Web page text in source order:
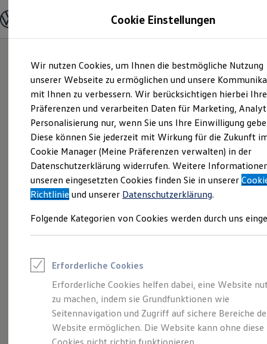
Hauptinhalt
springen
Footer
springen
Modelle und Konfigurator
Modelle vergleichen
Elektroautos
ENERGY Sondermodelle
Nutzfahrzeuge
SUV und CUV
Familienautos
Kombis
Kompaktwagen
Sportwagen
Schnell verfügbare Fahrzeuge
Angebote und Produkte
Aktuelle Angebote
E-Auto-Förderung
Volkswagen Marktplatz
Junge Gebrauchtwagen und Gebrauchtwagen
Saisonangebote
Leasing
Leasing-Angebote
Gebrauchtwagen Leasing
Junge Gebrauchtwagen-Leasing
Elektroauto Leasing
Kleinwagen-Leasing
Der ID.7 Tourer
Cookie Einstellungen
Wir nutzen Cookies, um Ihnen die bestmögliche Nutzung
unserer Webseite zu ermöglichen und unsere
mit Ihnen zu verbessern. Wir berücksichtigen hierbei Ihre
Präferenzen und verarbeiten Daten für Marketing,
Personalisierung nur, wenn Sie uns Ihre Einwilligung
Diese können Sie jederzeit mit Wirkung für die Zukunft
Cookie Manager (Meine Präferenzen verwalten) in der
Datenschutzerklärung widerrufen. Weitere
unseren eingesetzten Cookies finden Sie in unserer
Richtlinie und unserer Datenschutzerklärung.
Folgende Kategorien von Cookies werden durch uns
Erforderliche Cookies
Erforderliche Cookies helfen dabei, eine Website
zu machen, indem sie Grundfunktionen wie
Seitennavigation und Zugriff auf sichere Bereiche
Website ermöglichen. Die Website kann ohne diese
Cookies nicht richtig funktionieren.